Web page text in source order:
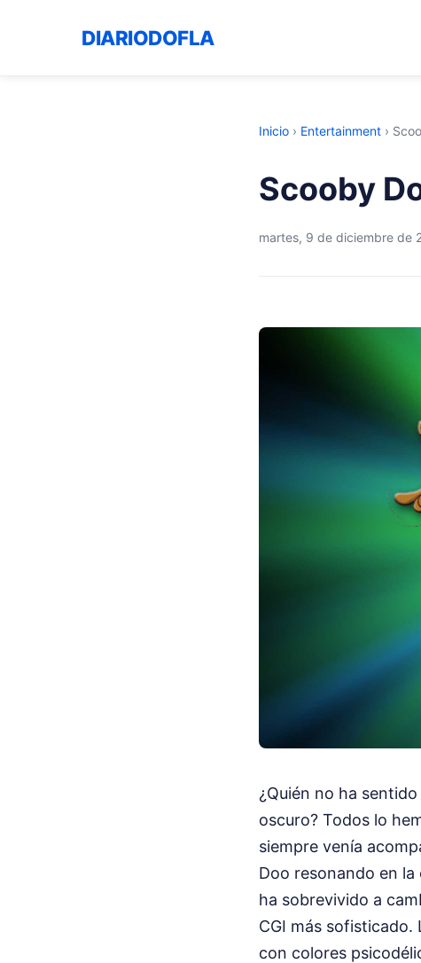
DIARIODOFLA
Inicio › Entertainment ›
Scooby
martes, 9 de diciembre de
¿Quién no ha
oscuro? Todos lo
siempre venía
Doo resonando en
ha sobrevivido a
CGI más
con colores